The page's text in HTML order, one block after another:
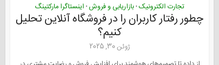
اینستاگرا مارکتینگ • بازاریابی و فروش • تجارت الکترونیک
چطور رفتار کاربران را در فروشگاه آنلاین تحلیل
کنیم؟
ژوئن 30, 2025